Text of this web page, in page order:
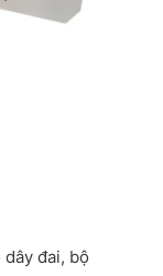
đai, bộ